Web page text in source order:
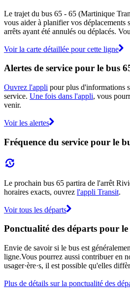
Le trajet du bus 65 - 65 (Martinique
vous aider à planifier vos déplacements
arrêts ayant été annulés ou déplacés.
Voir la carte détaillée pour cette ligne
Alertes de service pour le bus
Ouvrez l'appli pour plus d'informations
service. Une fois dans l'appli, vous
venir.
Voir les alertes
Fréquence du service pour le
Le prochain bus 65 partira de l'arrêt
horaires exacts, ouvrez l'appli Transit.
Voir tous les départs
Ponctualité des départs pour
Envie de savoir si le bus est
ligne.Vous pourrez aussi contribuer en
usager·ère·s, il est possible qu'elles
Plus de détails sur la ponctualité des